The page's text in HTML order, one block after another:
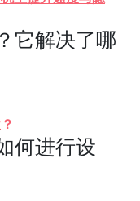
它解决了哪
何进行设